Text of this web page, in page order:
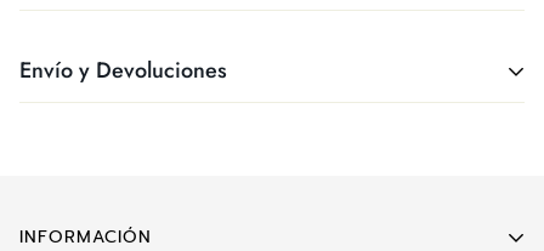
Envío y Devoluciones
INFORMACIÓN